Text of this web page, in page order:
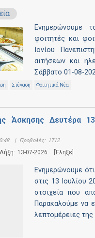
Ενημερώνουμε
φοιτητές και
Ιονίου
αιτήσεων και
Σάββατο 01-08-
Στέγαση Φοιτητικά Νέα
Άσκησης Δευτέρα
| Προβολές: 1712
Λήξη: 13-07-2026 [Έληξε]
Ενημερώνουμε
στις 13 Ιουλίου
στοιχεία που
Παρακαλούμε να
λεπτομέρειες